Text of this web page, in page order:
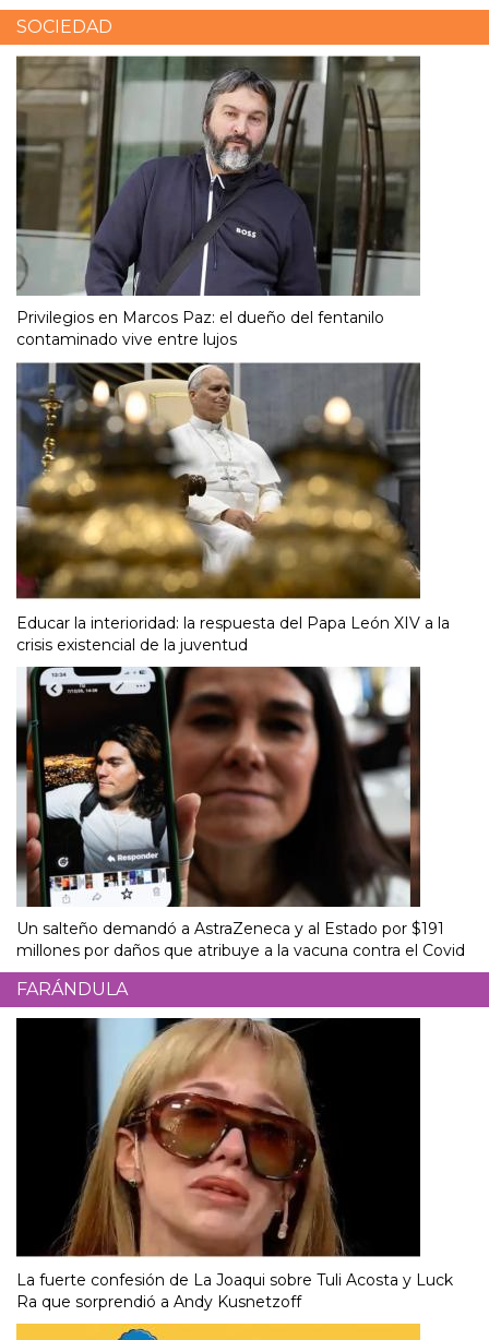
SOCIEDAD
Privilegios en Marcos Paz: el dueño del fentanilo
contaminado vive entre lujos
Educar la interioridad: la respuesta del Papa León XIV a la
crisis existencial de la juventud
Un salteño demandó a AstraZeneca y al Estado por $191
millones por daños que atribuye a la vacuna contra el Covid
FARÁNDULA
La fuerte confesión de La Joaqui sobre Tuli Acosta y Luck
Ra que sorprendió a Andy Kusnetzoff